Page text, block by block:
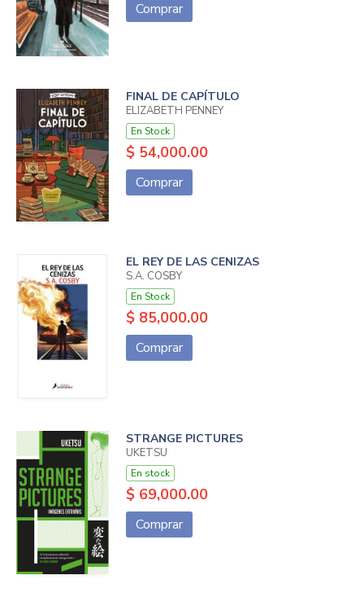
Comprar
FINAL DE CAPÍTULO
ELIZABETH PENNEY
En Stock
$ 54,000.00
Comprar
EL REY DE LAS CENIZAS
S.A. COSBY
En Stock
$ 85,000.00
Comprar
STRANGE PICTURES
UKETSU
En stock
$ 69,000.00
Comprar